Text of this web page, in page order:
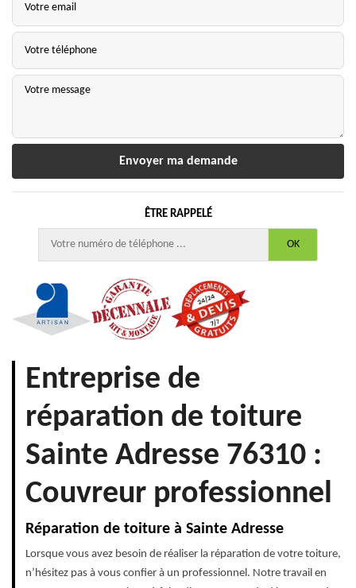
ÊTRE RAPPELÉ
Entreprise de
réparation de toiture
Sainte Adresse 76310 :
Couvreur professionnel
Réparation de toiture à Sainte Adresse
Lorsque vous avez besoin de réaliser la réparation de votre toiture,
n’hésitez pas à vous confier à un professionnel. Notre travail en